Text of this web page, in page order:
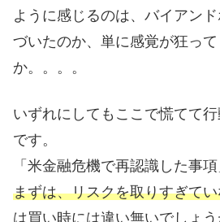
ように感じるのは、バイアン
づいたのか、単に感覚が狂っ
か。。。。
いずれにしてもここで慌てて
です。
「米金融危機で再認識した事
まずは、リスクを取りすぎて
は買い時には違い無いでしょ